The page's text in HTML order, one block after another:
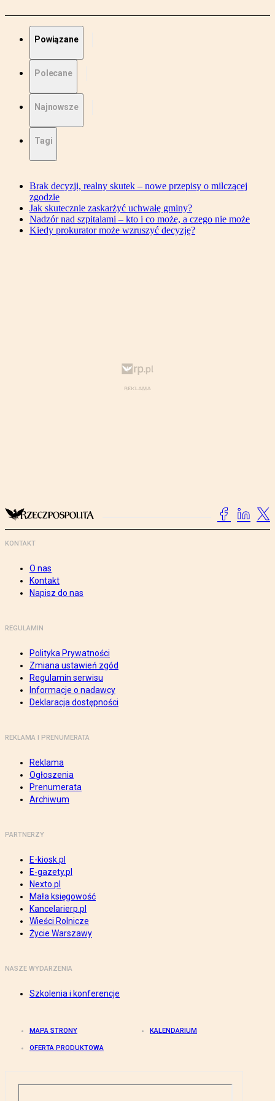
Powiązane
Polecane
Najnowsze
Tagi
Brak decyzji, realny skutek – nowe przepisy o milczącej
zgodzie
Jak skutecznie zaskarżyć uchwałę gminy?
Nadzór nad szpitalami – kto i co może, a czego nie może
Kiedy prokurator może wzruszyć decyzję?
KONTAKT
O nas
Kontakt
Napisz do nas
REGULAMIN
Polityka Prywatności
Zmiana ustawień zgód
Regulamin serwisu
Informacje o nadawcy
Deklaracja dostępności
REKLAMA I PRENUMERATA
Reklama
Ogłoszenia
Prenumerata
Archiwum
PARTNERZY
E-kiosk.pl
E-gazety.pl
Nexto.pl
Mała księgowość
Kancelarierp.pl
Wieści Rolnicze
Życie Warszawy
NASZE WYDARZENIA
Szkolenia i konferencje
MAPA STRONY KALENDARIUM
OFERTA PRODUKTOWA